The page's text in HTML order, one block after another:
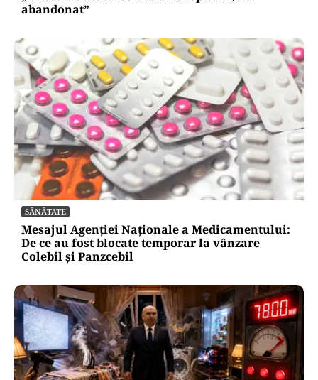
abandonat”
SĂNĂTATE
Mesajul Agenției Naționale a Medicamentului:
De ce au fost blocate temporar la vânzare
Colebil și Panzcebil